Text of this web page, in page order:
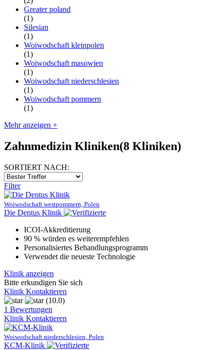
Greater poland
(1)
Silesian
(1)
Woiwodschaft kleinpolen
(1)
Woiwodschaft masowien
(1)
Woiwodschaft niederschlesien
(1)
Woiwodschaft pommern
(1)
Mehr anzeigen +
Zahnmedizin Kliniken(8 Kliniken)
SORTIERT NACH:
Filter
Woiwodschaft westpommern, Polen
Die Dentus Klinik
ICOI-Akkreditierung
90 % würden es weiterempfehlen
Personalisiertes Behandlungsprogramm
Verwendet die neueste Technologie
Klinik anzeigen
Bitte erkundigen Sie sich
Klinik Kontaktieren
(10.0)
1 Bewertungen
Klinik Kontaktieren
Woiwodschaft niederschlesien, Polen
KCM-Klinik